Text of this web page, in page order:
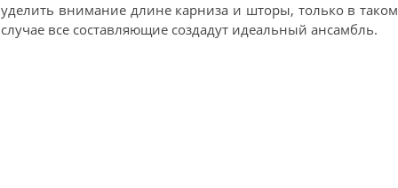
уделить внимание длине карниза и шторы, только в таком
случае все составляющие создадут идеальный ансамбль.